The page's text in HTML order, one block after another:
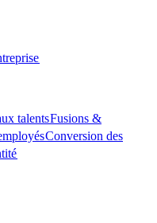
talents​​Fusions &
Conversion des